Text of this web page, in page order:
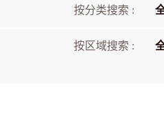
按分类搜索 :
按区域搜索 :